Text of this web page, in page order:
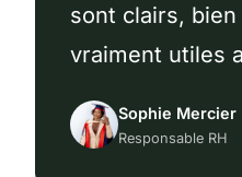
sont clairs,
vraiment utiles
Sophie Mercier
Responsable RH